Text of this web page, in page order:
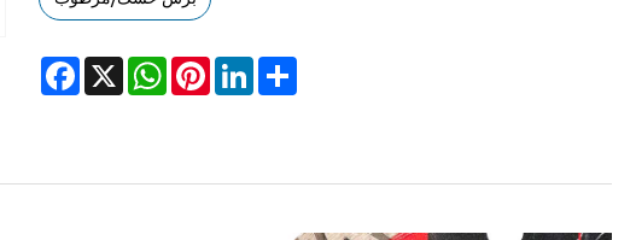
Facebook
X WhatsAppPinterestLinkedIn